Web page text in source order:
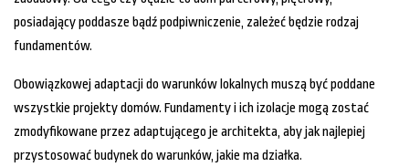
posiadający poddasze bądź podpiwniczenie, zależeć będzie rodzaj
fundamentów.
Obowiązkowej adaptacji do warunków lokalnych muszą być poddane
wszystkie projekty domów. Fundamenty i ich izolacje mogą zostać
zmodyfikowane przez adaptującego je architekta, aby jak najlepiej
przystosować budynek do warunków, jakie ma działka.